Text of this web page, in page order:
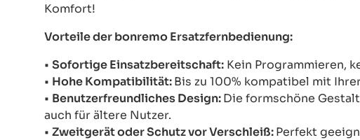
Komfort!
Vorteile der bonremo Ersatzfernbedienung:
• Sofortige Einsatzbereitschaft: Kein Programmieren,
• Hohe Kompatibilität:Bis zu 100% kompatibel mit
• Benutzerfreundliches Design:Die formschöne
auch für ältere Nutzer.
• Zweitgerät oder Schutz vor Verschleiß:Perfekt